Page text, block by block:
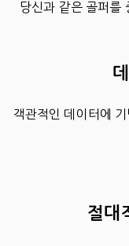
당신과 같은 골퍼를
객관적인 데이터에
절대